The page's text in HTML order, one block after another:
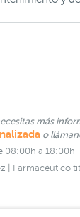
más
o
08:00h a 18:00h
| Farmacéutico